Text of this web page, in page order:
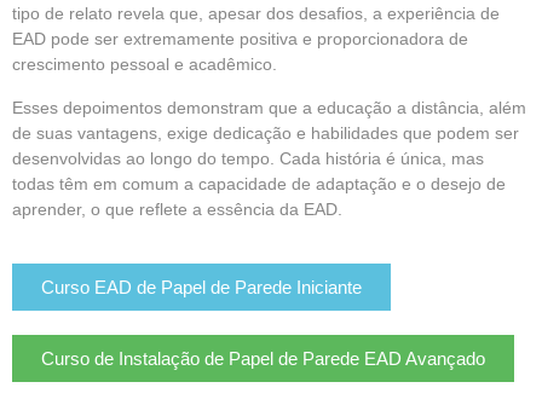
tipo de relato revela que, apesar dos desafios, a experiência de
EAD pode ser extremamente positiva e proporcionadora de
crescimento pessoal e acadêmico.
Esses depoimentos demonstram que a educação a distância, além
de suas vantagens, exige dedicação e habilidades que podem ser
desenvolvidas ao longo do tempo. Cada história é única, mas
todas têm em comum a capacidade de adaptação e o desejo de
aprender, o que reflete a essência da EAD.
Curso EAD de Papel de Parede Iniciante
Curso de Instalação de Papel de Parede EAD Avançado